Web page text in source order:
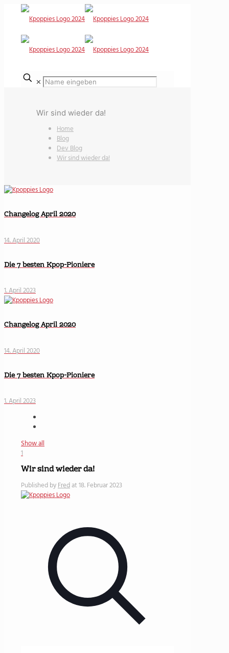
✕
Wir sind wieder da!
Home
Blog
Dev Blog
Wir sind wieder da!
Changelog April 2020
14. April 2020
Die 7 besten Kpop-Pioniere
1. April 2023
Changelog April 2020
14. April 2020
Die 7 besten Kpop-Pioniere
1. April 2023
Show all
1
Wir sind wieder da!
Published byFredat18. Februar 2023